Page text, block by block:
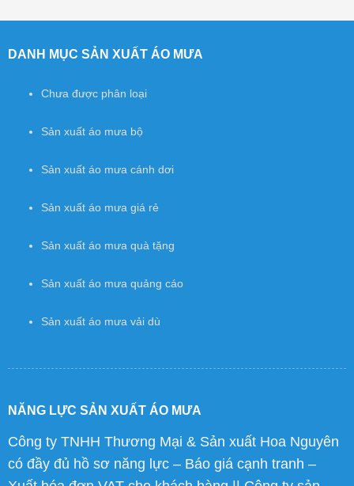
DANH MỤC SẢN XUẤT ÁO MƯA
Chưa được phân loại
Sản xuất áo mưa bộ
Sản xuất áo mưa cánh dơi
Sản xuất áo mưa giá rẻ
Sản xuất áo mưa quà tặng
Sản xuất áo mưa quảng cáo
Sản xuất áo mưa vải dù
NĂNG LỰC SẢN XUẤT ÁO MƯA
Công ty TNHH Thương Mại & Sản xuất Hoa Nguyên
có đầy đủ hồ sơ năng lực – Báo giá cạnh tranh –
Post navigation